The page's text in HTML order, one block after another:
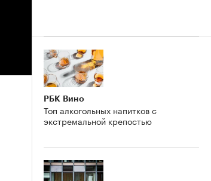
РБК Вино
Топ алкогольных напитков с
экстремальной крепостью